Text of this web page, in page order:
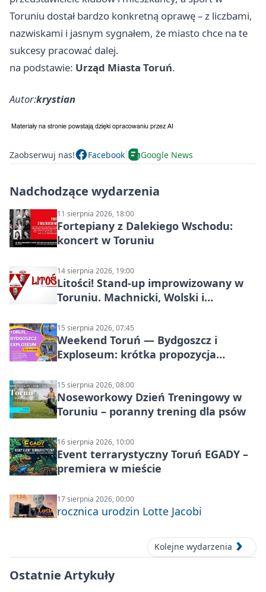
Toruniu dostał bardzo konkretną oprawę – z liczbami,
nazwiskami i jasnym sygnałem, że miasto chce na te
sukcesy pracować dalej.
na podstawie: Urząd Miasta Toruń.
Autor:krystian
Zaobserwuj nas! Facebook Google News
Nadchodzące wydarzenia
11 sierpnia 2026, 18:00
Fortepiany z Dalekiego Wschodu:
koncert w Toruniu
14 sierpnia 2026, 19:00
Litości! Stand-up improwizowany w
Toruniu. Machnicki, Wolski i
15 sierpnia 2026, 07:45
Weekend Toruń — Bydgoszcz i
Exploseum: krótka propozycja
15 sierpnia 2026, 08:00
Noseworkowy Dzień Treningowy w
Toruniu – poranny trening dla psów
16 sierpnia 2026, 10:00
Event terrarystyczny Toruń EGADY –
premiera w mieście
17 sierpnia 2026, 00:00
rocznica urodzin Lotte Jacobi
Kolejne wydarzenia
Ostatnie Artykuły